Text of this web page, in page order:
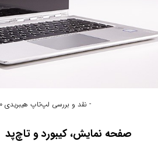
- نقد و بررسی لپ‌تاپ هیبریدی Yoga 910 لنوو
صفحه نمایش، کیبورد و تاچ‌پد